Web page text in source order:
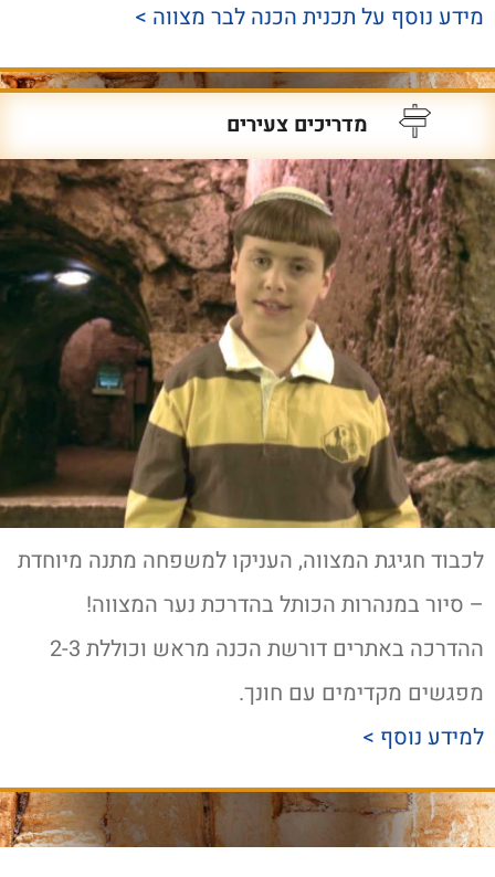
מידע נוסף על תכנית הכנה לבר מצווה >
מדריכים צעירים
לכבוד חגיגת המצווה, העניקו למשפחה מתנה מיוחדת
– סיור במנהרות הכותל בהדרכת נער המצווה!
ההדרכה באתרים דורשת הכנה מראש וכוללת 2-3
מפגשים מקדימים עם חונך.
למידע נוסף >